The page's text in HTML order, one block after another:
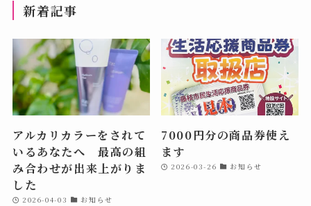
新着記事
アルカリカラーをされて
いるあなたへ 最高の組
み合わせが出来上がりま
した
2026-04-03 お知らせ
7000円分の商品券使え
ます
2026-03-26 お知らせ